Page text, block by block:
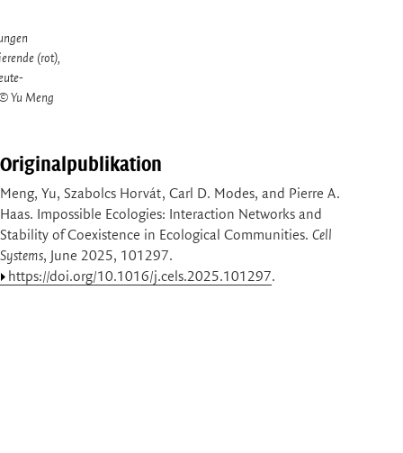
(rot),
Yu Meng
Originalpublikation
Meng, Yu, Szabolcs Horvát, Carl D. Modes, and Pierre A.
Haas. Impossible Ecologies: Interaction Networks and
Stability of Coexistence in Ecological Communities.Cell
Systems, June 2025, 101297.
https://doi.org/10.1016/j.cels.2025.101297.